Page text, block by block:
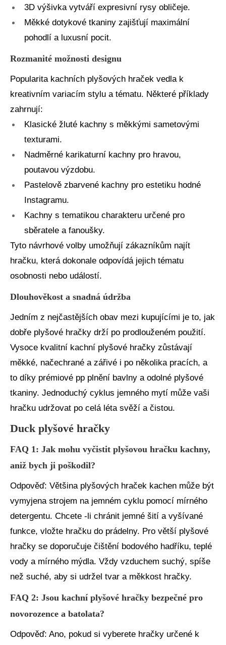
3D výšivka vytváří expresivní rysy obličeje.
Měkké dotykové tkaniny zajišťují maximální
pohodlí a luxusní pocit.
Rozmanité možnosti designu
Popularita kachních plyšových hraček vedla k
kreativním variacím stylu a tématu. Některé příklady
zahrnují:
Klasické žluté kachny s měkkými sametovými
texturami.
Nadměrné karikaturní kachny pro hravou,
poutavou výzdobu.
Pastelově zbarvené kachny pro estetiku hodné
Instagramu.
Kachny s tematikou charakteru určené pro
sběratele a fanoušky.
Tyto návrhové volby umožňují zákazníkům najít
hračku, která dokonale odpovídá jejich tématu
osobnosti nebo událostí.
Dlouhověkost a snadná údržba
Jedním z nejčastějších obav mezi kupujícími je to, jak
dobře plyšové hračky drží po prodlouženém použití.
Vysoce kvalitní kachní plyšové hračky zůstávají
měkké, načechrané a zářivé i po několika pracích, a
to díky prémiové pp plnění bavlny a odolné plyšové
tkaniny. Jednoduchý cyklus jemného mytí může vaši
hračku udržovat po celá léta svěží a čistou.
Duck plyšové hračky
FAQ 1: Jak mohu vyčistit plyšovou hračku kachny,
aniž bych ji poškodil?
Odpověď: Většina plyšových hraček kachen může být
vymyjena strojem na jemném cyklu pomocí mírného
detergentu. Chcete -li chránit jemné šití a vyšívané
funkce, vložte hračku do prádelny. Pro větší plyšové
hračky se doporučuje čištění bodového hadříku, teplé
vody a mírného mýdla. Vždy vzduchem suchý, spíše
než suché, aby si udržel tvar a měkkost hračky.
FAQ 2: Jsou kachní plyšové hračky bezpečné pro
novorozence a batolata?
Odpověď: Ano, pokud si vyberete hračky určené k